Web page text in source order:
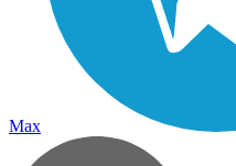
Max